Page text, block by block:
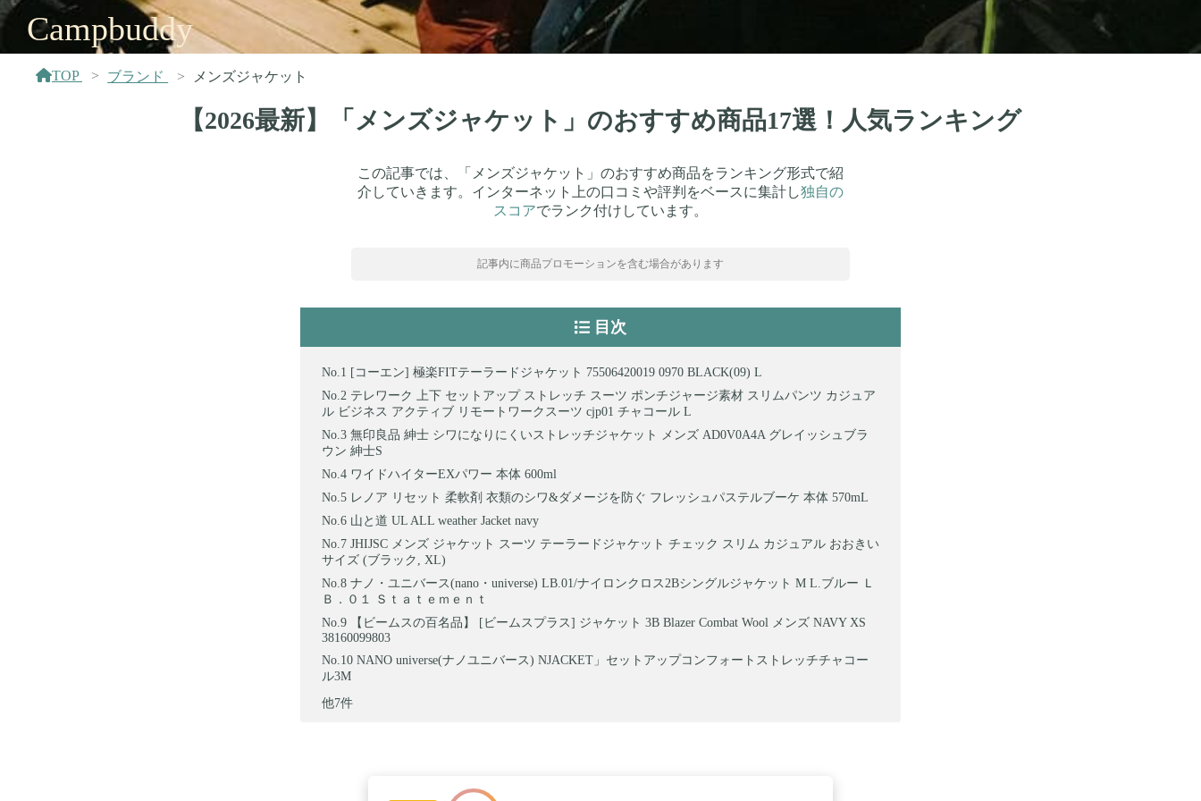
Campbuddy
TOP ブランド メンズジャケット
【2026最新】「メンズジャケット」のおすすめ商品17選！人気ランキング
この記事では、「メンズジャケット」のおすすめ商品をランキング形式で紹
介していきます。インターネット上の口コミや評判をベースに集計し独自の
スコアでランク付けしています。
記事内に商品プロモーションを含む場合があります
目次
[コーエン] 極楽FITテーラードジャケット 75506420019 0970 BLACK(09) L
テレワーク 上下 セットアップ ストレッチ スーツ ポンチジャージ素材 スリムパンツ カジュア
ル ビジネス アクティブ リモートワークスーツ cjp01 チャコール L
無印良品 紳士 シワになりにくいストレッチジャケット メンズ AD0V0A4A グレイッシュブラ
ウン 紳士S
ワイドハイターEXパワー 本体 600ml
レノア リセット 柔軟剤 衣類のシワ&ダメージを防ぐ フレッシュパステルブーケ 本体 570mL
山と道 UL ALL weather Jacket navy
JHIJSC メンズ ジャケット スーツ テーラードジャケット チェック スリム カジュアル おおきい
サイズ (ブラック, XL)
ナノ・ユニバース(nano・universe) LB.01/ナイロンクロス2Bシングルジャケット M L.ブルー Ｌ
Ｂ．０１ Ｓｔａｔｅｍｅｎｔ
【ビームスの百名品】 [ビームスプラス] ジャケット 3B Blazer Combat Wool メンズ NAVY XS
38160099803
NANO universe(ナノユニバース) NJACKET」セットアップコンフォートストレッチチャコー
ル3M
他7件